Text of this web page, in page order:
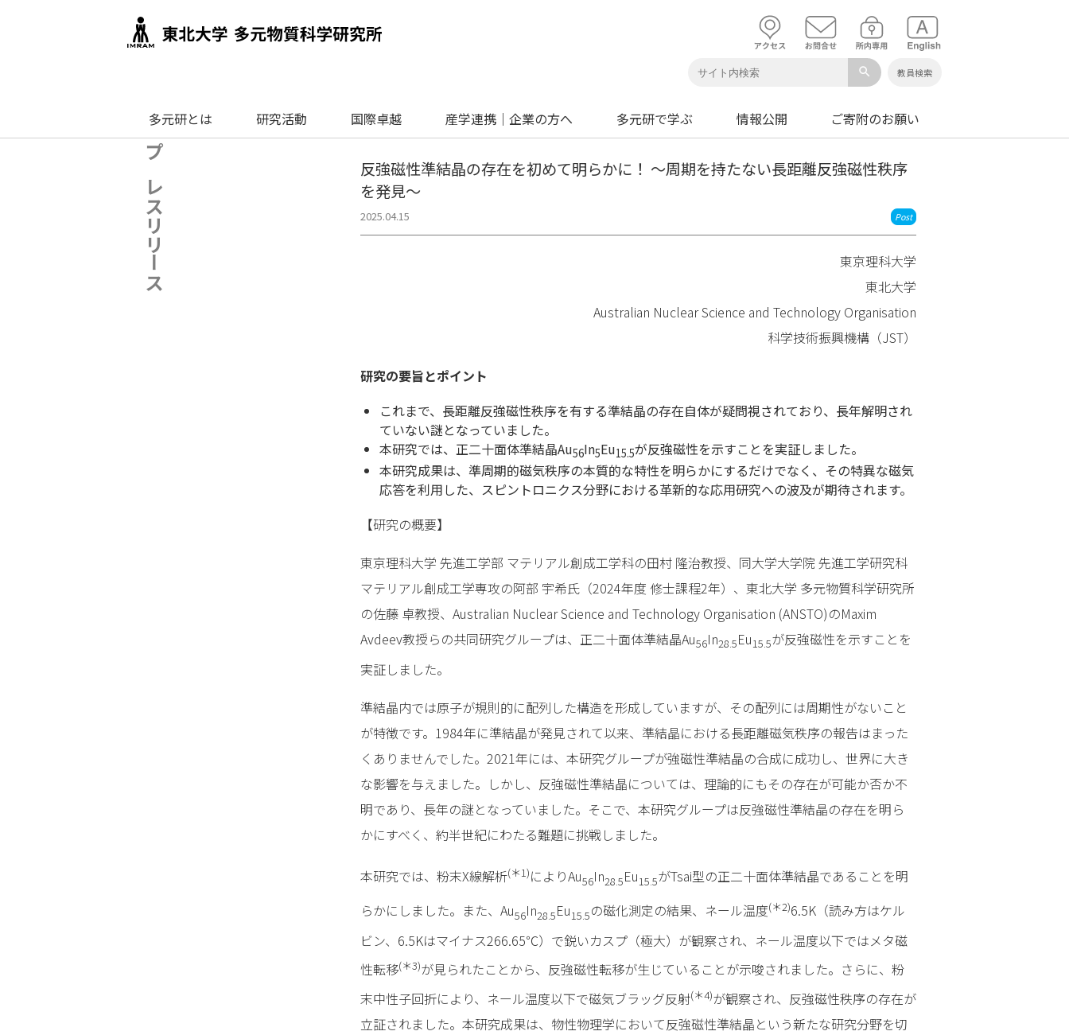
search 教員検索
多元研とは 研究活動 国際卓越 産学連携｜企業の方へ 多元研で学ぶ 情報公開 ご寄附のお願い
プレスリリース
反強磁性準結晶の存在を初めて明らかに！ ～周期を持たない長距離反強磁性秩序
を発見～
2025.04.15 Post
東京理科大学
東北大学
Australian Nuclear Science and Technology Organisation
科学技術振興機構（JST）
研究の要旨とポイント
これまで、長距離反強磁性秩序を有する準結晶の存在自体が疑問視されており、長年解明され
ていない謎となっていました。
本研究では、正二十面体準結晶Au56In5Eu15.5が反強磁性を示すことを実証しました。
本研究成果は、準周期的磁気秩序の本質的な特性を明らかにするだけでなく、その特異な磁気
応答を利用した、スピントロニクス分野における革新的な応用研究への波及が期待されます。
【研究の概要】
東京理科大学 先進工学部 マテリアル創成工学科の田村 隆治教授、同大学大学院 先進工学研究科
マテリアル創成工学専攻の阿部 宇希氏（2024年度 修士課程2年）、東北大学 多元物質科学研究所
の佐藤 卓教授、Australian Nuclear Science and Technology Organisation (ANSTO)のMaxim
Avdeev教授らの共同研究グループは、正二十面体準結晶Au56In28.5Eu15.5が反強磁性を示すことを
実証しました。
準結晶内では原子が規則的に配列した構造を形成していますが、その配列には周期性がないこと
が特徴です。1984年に準結晶が発見されて以来、準結晶における長距離磁気秩序の報告はまった
くありませんでした。2021年には、本研究グループが強磁性準結晶の合成に成功し、世界に大き
な影響を与えました。しかし、反強磁性準結晶については、理論的にもその存在が可能か否か不
明であり、長年の謎となっていました。そこで、本研究グループは反強磁性準結晶の存在を明ら
かにすべく、約半世紀にわたる難題に挑戦しました。
本研究では、粉末X線解析(＊1)によりAu56In28.5Eu15.5がTsai型の正二十面体準結晶であることを明
らかにしました。また、Au56In28.5Eu15.5の磁化測定の結果、ネール温度(＊2)6.5K（読み方はケル
ビン、6.5Kはマイナス266.65℃）で鋭いカスプ（極大）が観察され、ネール温度以下ではメタ磁
性転移(＊3)が見られたことから、反強磁性転移が生じていることが示唆されました。さらに、粉
末中性子回折により、ネール温度以下で磁気ブラッグ反射(＊4)が観察され、反強磁性秩序の存在が
立証されました。本研究成果は、物性物理学において反強磁性準結晶という新たな研究分野を切